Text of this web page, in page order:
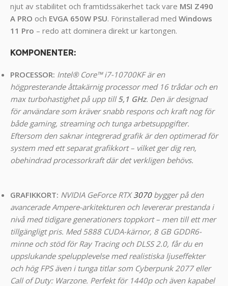
njut av stabilitet och framtidssäkerhet tack vare MSI Z490
A PRO och EVGA 650W PSU. Förinstallerad med Windows
11 Pro – redo att dominera direkt ur kartongen.
KOMPONENTER:
PROCESSOR: Intel® Core™ i7-10700KF är en
högpresterande åttakärnig processor med 16 trådar och en
max turbohastighet på upp till 5,1 GHz. Den är designad
för användare som kräver snabb respons och kraft nog för
både gaming, streaming och tunga arbetsuppgifter.
Eftersom den saknar integrerad grafik är den optimerad för
system med ett separat grafikkort – vilket ger dig ren,
obehindrad processorkraft där det verkligen behövs.
GRAFIKKORT: NVIDIA GeForce RTX3070 bygger på den
avancerade Ampere-arkitekturen och levererar prestanda i
nivå med tidigare generationers toppkort – men till ett mer
tillgängligt pris. Med 5888 CUDA-kärnor, 8 GB GDDR6-
minne och stöd för Ray Tracing och DLSS 2.0, får du en
uppslukande spelupplevelse med realistiska ljuseffekter
och hög FPS även i tunga titlar som Cyberpunk 2077 eller
Call of Duty: Warzone. Perfekt för 1440p och även kapabel